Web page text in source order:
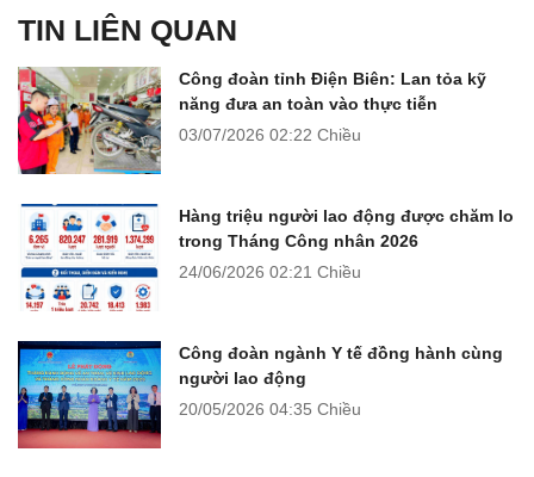
TIN LIÊN QUAN
Công đoàn tỉnh Điện Biên: Lan tỏa kỹ
năng đưa an toàn vào thực tiễn
03/07/2026 02:22 Chiều
Hàng triệu người lao động được chăm lo
trong Tháng Công nhân 2026
24/06/2026 02:21 Chiều
Công đoàn ngành Y tế đồng hành cùng
người lao động
20/05/2026 04:35 Chiều